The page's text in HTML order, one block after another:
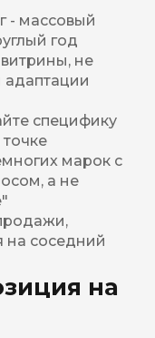
- массовый
год
не
адаптации
специфику
марок с
а не
на соседний
на